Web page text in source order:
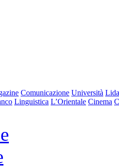
Comunicazione Università
Linguistica L’Orientale Cinema